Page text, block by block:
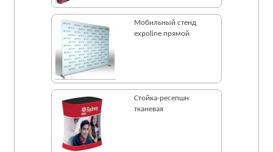
Мобильный стенд
expoline прямой
Стойка-ресепшн
тканевая